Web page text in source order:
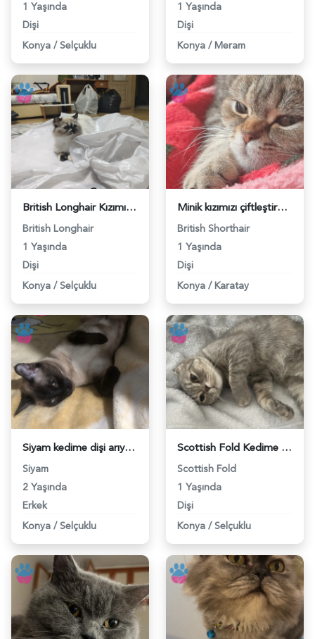
1 Yaşında
Dişi
Konya / Selçuklu
1 Yaşında
Dişi
Konya / Meram
British Longhair Kızımıza eş arıyoruz - 118983243
British Longhair
1 Yaşında
Dişi
Konya / Selçuklu
Minik kızımızı çiftleştirmek istiyoruz - 118983196
British Shorthair
1 Yaşında
Dişi
Konya / Karatay
Siyam kedime dişi arıyoruz - 118982924
Siyam
2 Yaşında
Erkek
Konya / Selçuklu
Scottish Fold Kedime Eş Arıyoruz - 118982769
Scottish Fold
1 Yaşında
Dişi
Konya / Selçuklu